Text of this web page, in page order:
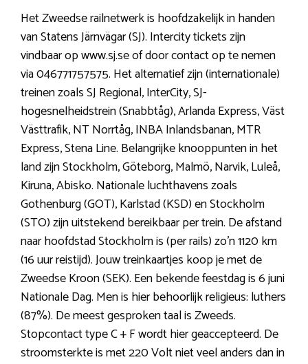
Het Zweedse railnetwerk is hoofdzakelijk in handen
van Statens Järnvägar (SJ). Intercity tickets zijn
vindbaar op www.sj.se of door contact op te nemen
via 046771757575. Het alternatief zijn (internationale)
treinen zoals SJ Regional, InterCity, SJ-
hogesnelheidstrein (Snabbtåg), Arlanda Express, Väst
Västtrafik, NT Norrtåg, INBA Inlandsbanan, MTR
Express, Stena Line. Belangrijke knooppunten in het
land zijn Stockholm, Göteborg, Malmö, Narvik, Luleå,
Kiruna, Abisko. Nationale luchthavens zoals
Gothenburg (GOT), Karlstad (KSD) en Stockholm
(STO) zijn uitstekend bereikbaar per trein. De afstand
naar hoofdstad Stockholm is (per rails) zo’n 1120 km
(16 uur reistijd). Jouw treinkaartjes koop je met de
Zweedse Kroon (SEK). Een bekende feestdag is 6 juni
Nationale Dag. Men is hier behoorlijk religieus: luthers
(87%). De meest gesproken taal is Zweeds.
Stopcontact type C + F wordt hier geaccepteerd. De
stroomsterkte is met 220 Volt niet veel anders dan in